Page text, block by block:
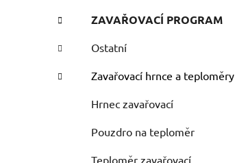
ZAVAŘOVACÍ PROGRAM
Ostatní
Zavařovací hrnce a teploměry
Hrnec zavařovací
Pouzdro na teploměr
Teploměr zavařovací